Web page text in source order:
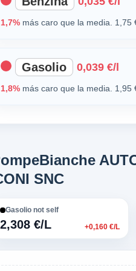
1,7% más caro que la media. 1,75
Gasolio 0,039 €/l
1,8% más caro que la media. 1,95
SNC
Gasolio not self
2,308 €/L +0,160 €/L